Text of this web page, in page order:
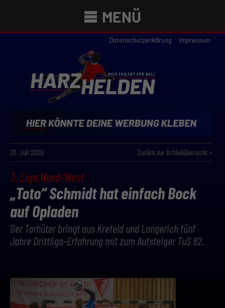
MENÜ
Datenschutzerklärung Impressum
20. Juli 2020 Zurück zur Artikelübersicht »
3. Liga Nord-West
„Toto“ Schmidt hat einfach Bock
auf Opladen
Der Torhüter bringt aus Krefeld und Longerich fünf
Jahre Drittliga-Erfahrung mit zum Aufsteiger TuS 82.